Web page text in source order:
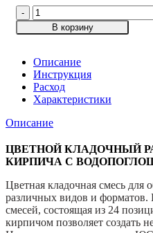
Количество
товара
Цветная
смесь
ЮССА
SB-
200-
Красно-
50кг
В корзину
Описание
Инструкция
Расход
Характеристики
Описание
ЦВЕТНОЙ КЛАДОЧНЫЙ
КИРПИЧА С
Цветная кладочная смесь для
различных видов и форматов.
смесей, состоящая из 24
кирпичом позволяет создать